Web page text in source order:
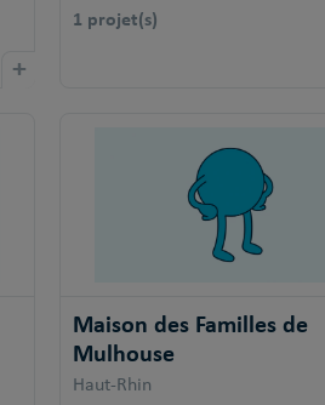
+
1 projet(s)
Maison des Familles de
Mulhouse
Haut-Rhin